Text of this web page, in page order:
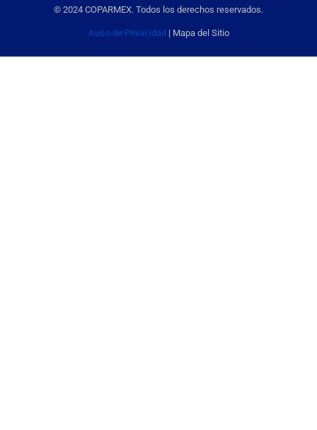
© 2024 COPARMEX. Todos los derechos reservados.
Aviso de Privacidad | Mapa del Sitio